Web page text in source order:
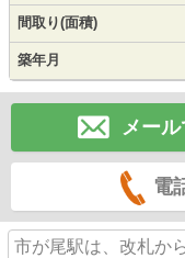
間取り(面積)
築年月
メー
電
市が尾駅は、改札か